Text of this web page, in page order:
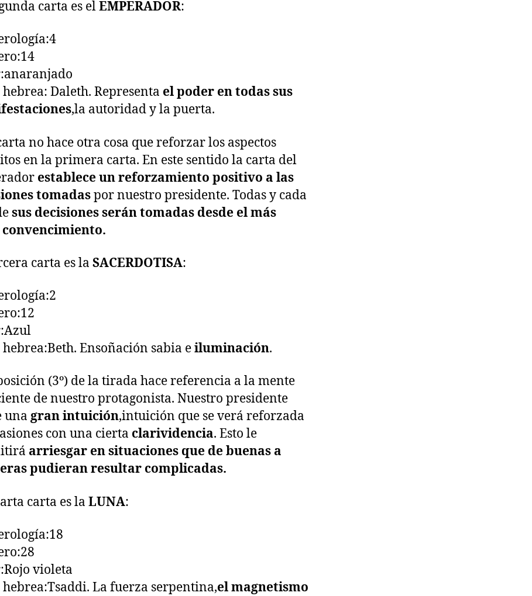
carta es elEMPERADOR:
Daleth. Representa el poder en todas sus
,la autoridad y la puerta.
no hace otra cosa que reforzar los aspectos
en la primera carta. En este sentido la carta del
establece un reforzamiento positivo a las
tomadaspor nuestro presidente. Todas y cada
sus decisiones serán tomadas desde el más
carta es la SACERDOTISA:
Ensoñación sabia eiluminación.
(3º) de la tirada hace referencia a la mente
de nuestro protagonista. Nuestro presidente
una gran intuición,intuición que se verá reforzada
con una cierta clarividencia. Esto le
arriesgar en situaciones que de buenas a
pudieran resultar complicadas.
carta es la LUNA:
violeta
La fuerza serpentina,el magnetismo